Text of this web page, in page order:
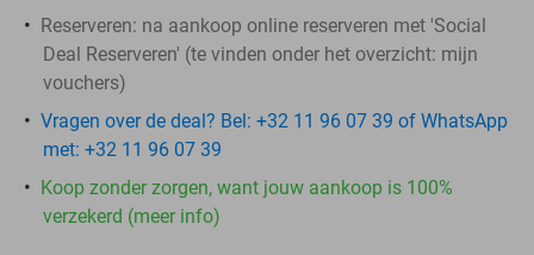
Reserveren: na aankoop online reserveren met 'Social
Deal Reserveren' (te vinden onder het overzicht: mijn
vouchers)
Vragen over de deal? Bel: +32 11 96 07 39 of WhatsApp
met: +32 11 96 07 39
Koop zonder zorgen, want jouw aankoop is 100%
verzekerd (meer info)